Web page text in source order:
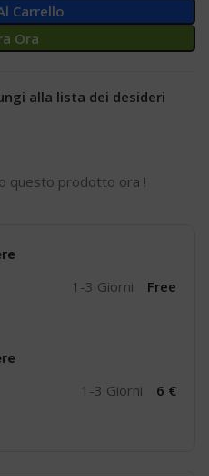
Carrello
Ora
alla lista dei desideri
questo prodotto ora !
1-3 Giorni Free
1-3 Giorni 6 €